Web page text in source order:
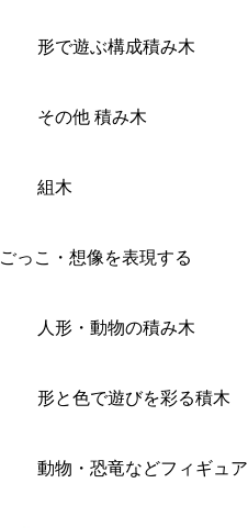
形で遊ぶ構成積み木
その他 積み木
組木
ごっこ・想像を表現する
人形・動物の積み木
形と色で遊びを彩る積木
動物・恐竜などフィギュア